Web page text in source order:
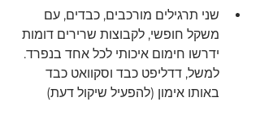
שני תרגילים מורכבים, כבדים, עם
משקל חופשי, לקבוצות שרירים דומות
ידרשו חימום איכותי לכל אחד בנפרד.
למשל, דדליפט כבד וסקוואט כבד
באותו אימון (להפעיל שיקול דעת)